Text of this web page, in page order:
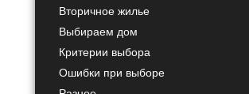
Вторичное жилье
Выбираем дом
Критерии выбора
Ошибки при выборе